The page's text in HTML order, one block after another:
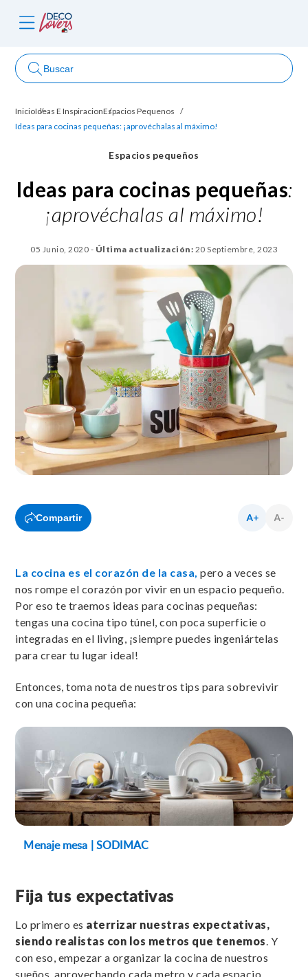
Buscar
InicioIdeas E InspiracionEspacios Pequenos
Ideas para cocinas pequeñas: ¡aprovéchalas al máximo!
Espacios pequeños
Ideas para cocinas pequeñas:
¡aprovéchalas al máximo!
05 Junio, 2020 - Última actualización: 20 Septiembre, 2023
Compartir
La cocina es el corazón de la casa, pero a veces se
nos rompe el corazón por vivir en un espacio pequeño.
Por eso te traemos ideas para cocinas pequeñas:
tengas una cocina tipo túnel, con poca superficie o
integradas en el living, ¡siempre puedes ingeniártelas
para crear tu lugar ideal!
Entonces, toma nota de nuestros tips para sobrevivir
con una cocina pequeña:
Menaje mesa | SODIMAC
Fija tus expectativas
Lo primero es aterrizar nuestras expectativas,
siendo realistas con los metros que tenemos. Y
con eso, empezar a organizar la cocina de nuestros
sueños, aprovechando cada metro y cada espacio